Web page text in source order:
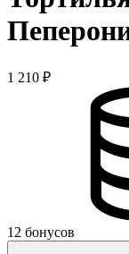
1 210 ₽
12 бонусов